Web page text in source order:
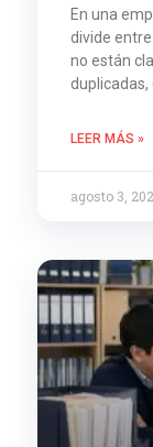
En una
divide
no están
LEER MÁS »
agosto 3,